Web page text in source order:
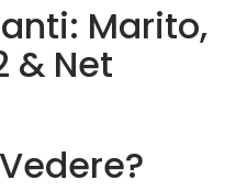
Marito,
& Net